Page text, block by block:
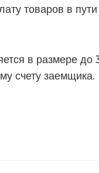
товаров в
в размере до
счету заемщика.